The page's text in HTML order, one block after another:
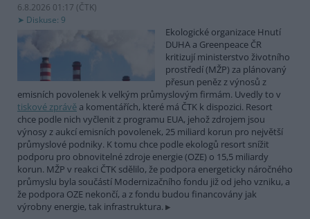
6.8.2026 01:17 (ČTK)
Diskuse: 9
Ekologické organizace Hnutí
DUHA a Greenpeace ČR
kritizují ministerstvo životního
prostředí (MŽP) za plánovaný
přesun peněz z výnosů z
emisních povolenek k velkým průmyslovým firmám. Uvedly to v
tiskové zprávě a komentářích, které má ČTK k dispozici. Resort
chce podle nich vyčlenit z programu EUA, jehož zdrojem jsou
výnosy z aukcí emisních povolenek, 25 miliard korun pro největší
průmyslové podniky. K tomu chce podle ekologů resort snížit
podporu pro obnovitelné zdroje energie (OZE) o 15,5 miliardy
korun. MŽP v reakci ČTK sdělilo, že podpora energeticky náročného
průmyslu byla součástí Modernizačního fondu již od jeho vzniku, a
že podpora OZE nekončí, a z fondu budou financovány jak
výrobny energie, tak infrastruktura.